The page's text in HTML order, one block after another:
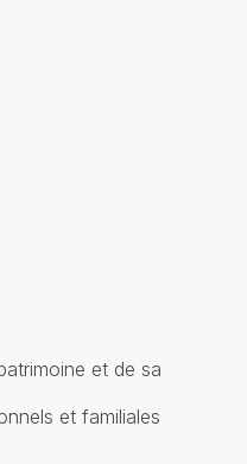
et de sa
et familiales